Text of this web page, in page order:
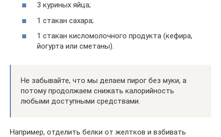
3 куриных яйца;
1 стакан сахара;
1 стакан кисломолочного продукта (кефира,
йогурта или сметаны).
Не забывайте, что мы делаем пирог без муки, а
потому продолжаем снижать калорийность
любыми доступными средствами.
Например, отделить белки от желтков и взбивать